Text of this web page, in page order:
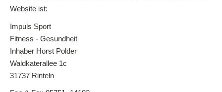
Website ist:
Impuls Sport
Fitness - Gesundheit
Inhaber Horst Polder
Waldkaterallee 1c
31737 Rinteln